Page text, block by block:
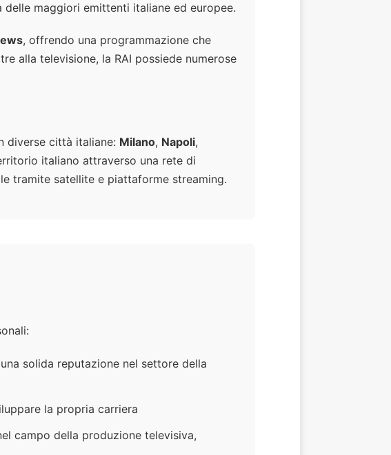
maggiori emittenti italiane ed europee.
, offrendo una programmazione che
alla televisione, la RAI possiede numerose
diverse città italiane: Milano, Napoli,
italiano attraverso una rete di
tramite satellite e piattaforme streaming.
solida reputazione nel settore della
la propria carriera
campo della produzione televisiva,